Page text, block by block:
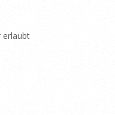
erlaubt